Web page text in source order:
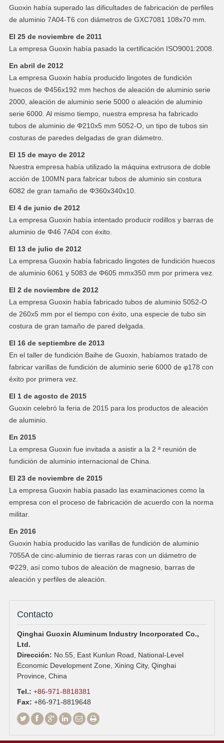
Guoxin había superado las dificultades de fabricación de perfiles
de aluminio 7A04-T6 con diámetros de GXC7081 108x70 mm.
El 25 de noviembre de 2011
La empresa Guoxin había pasado la certificación ISO9001:2008.
En abril de 2012
La empresa Guoxin había producido lingotes de fundición
huecos de Φ456x192 mm hechos de aleación de aluminio serie
2000, aleación de aluminio serie 5000 o aleación de aluminio
serie 6000. Al mismo tiempo, nuestra empresa ha fabricado
tubos de aluminio de Φ210x5 mm 5052-O, un tipo de tubos sin
costuras de paredes delgadas de gran diámetro.
El 15 de mayo de 2012
Nuestra empresa había utilizado la máquina extrusora de doble
acción de 100MN para fabricar tubos de aluminio sin costura
6082 de gran tamaño de Φ360x340x10.
El 4 de junio de 2012
La empresa Guoxin había intentado producir rodillos y barras de
aluminio de Φ46 7A04 con éxito.
El 13 de julio de 2012
La empresa Guoxin había fabricado lingotes de fundición huecos
de aluminio 6061 y 5083 de Φ605 mmx350 mm por primera vez.
El 2 de noviembre de 2012
La empresa Guoxin había fabricado tubos de aluminio 5052-O
de 260x5 mm por el tiempo con éxito, una especie de tubo sin
costura de gran tamaño de pared delgada.
El 16 de septiembre de 2013
En el taller de fundición Baihe de Guoxin, habíamos tratado de
fabricar varillas de fundición de aluminio serie 6000 de φ178 con
éxito por primera vez.
El 1 de agosto de 2015
Guoxin celebró la feria de 2015 para los productos de aleación
de aluminio.
En 2015
La empresa Guoxin fue invitada a asistir a la 2 ª reunión de
fundición de aluminio internacional de China.
El 23 de noviembre de 2015
La empresa Guoxin había pasado las examinaciones como la
empresa con el proceso de fabricación de acuerdo con la norma
militar.
En 2016
Guoxin había producido las varillas de fundición de aluminio
7055A de cinc-aluminio de tierras raras con un diámetro de
Φ229, así como tubos de aleación de magnesio, barras de
aleación y perfiles de aleación.
Contacto
Qinghai Guoxin Aluminum Industry Incorporated Co.,
Ltd.
Dirección: No.55, East Kunlun Road, National-Level
Economic Development Zone, Xining City, Qinghai
Province, China
Tel.: +86-971-8818381
Fax: +86-971-8819648